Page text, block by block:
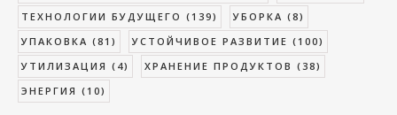
ТЕХНОЛОГИИ БУДУЩЕГО (139) УБОРКА (8)
УПАКОВКА (81) УСТОЙЧИВОЕ РАЗВИТИЕ (100)
УТИЛИЗАЦИЯ (4) ХРАНЕНИЕ ПРОДУКТОВ (38)
ЭНЕРГИЯ (10)